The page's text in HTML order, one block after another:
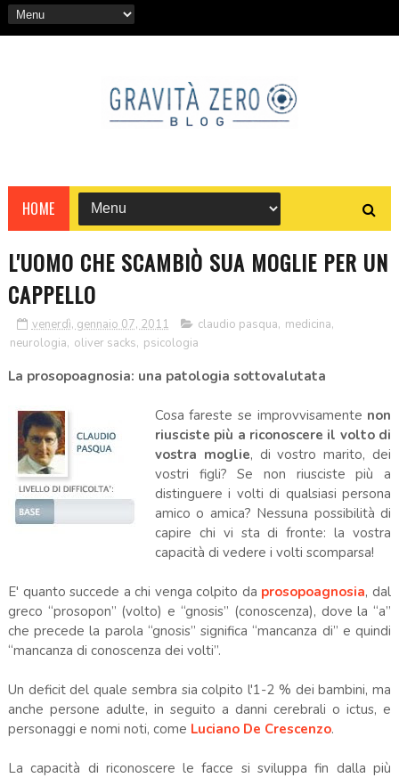
HOME
L'UOMO CHE SCAMBIÒ SUA MOGLIE PER UN
CAPPELLO
venerdì, gennaio 07, 2011 claudio pasqua, medicina,
neurologia, oliver sacks, psicologia
La prosopoagnosia: una patologia sottovalutata
Cosa fareste se improvvisamente non
riusciste più a riconoscere il volto di
vostra moglie, di vostro marito, dei
vostri figli? Se non riusciste più a
distinguere i volti di qualsiasi persona
amico o amica? Nessuna possibilità di
capire chi vi sta di fronte: la vostra
capacità di vedere i volti scomparsa!
E' quanto succede a chi venga colpito da prosopoagnosia, dal
greco “prosopon” (volto) e “gnosis” (conoscenza), dove la “a”
che precede la parola “gnosis” significa “mancanza di” e quindi
“mancanza di conoscenza dei volti”.
Un deficit del quale sembra sia colpito l'1-2 % dei bambini, ma
anche persone adulte, in seguito a danni cerebrali o ictus, e
personaggi e nomi noti, come Luciano De Crescenzo.
La capacità di riconoscere le facce si sviluppa fin dalla più